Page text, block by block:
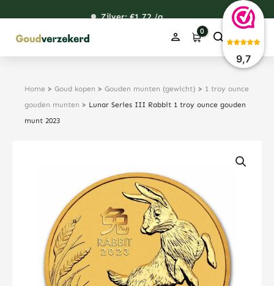
9,7
inhoud
118,59
Zilver: €1,72/g
48,76
38,26
Home > Goud kopen > Gouden munten (gewicht) > 1 troy ounce
gouden munten > Lunar Series III Rabbit 1 troy ounce gouden
munt 2023